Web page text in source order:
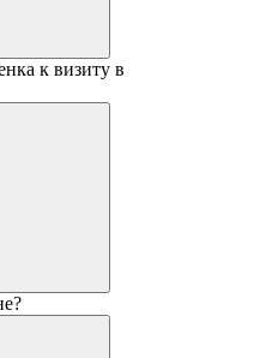
к визиту в